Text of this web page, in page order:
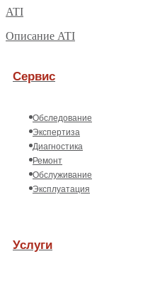
ATI
Описание ATI
Сервис
Обследование
Экспертиза
Диагностика
Ремонт
Обслуживание
Эксплуатация
Услуги